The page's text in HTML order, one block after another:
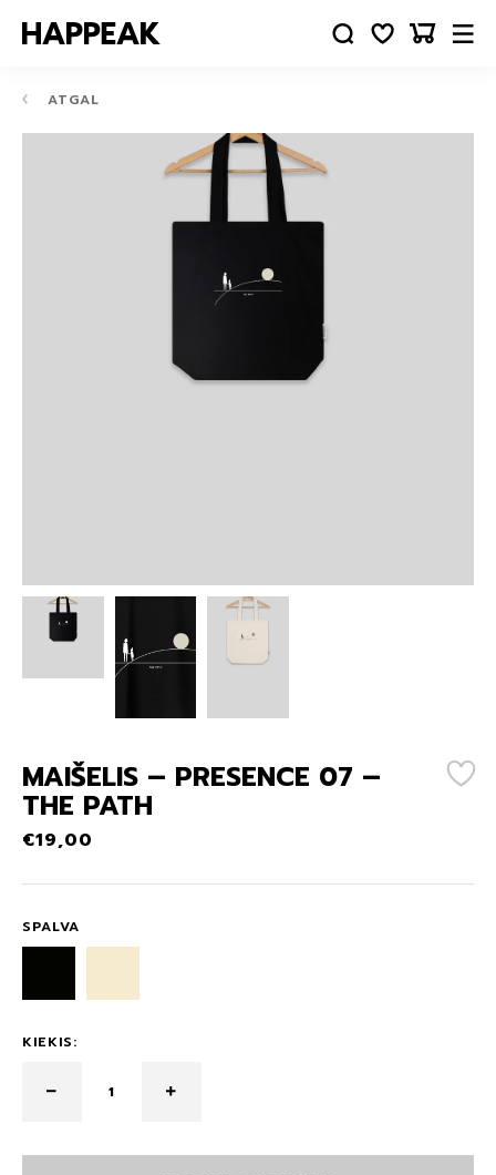
ATGAL
MAIŠELIS – PRESENCE 07 –
THE PATH
€19,00
SPALVA
KIEKIS: